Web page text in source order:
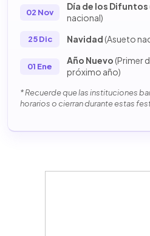
02 Nov
Día de los Difuntos
nacional)
25 Dic Navidad(Asueto
01 Ene
Año Nuevo(Primer
próximo año)
* Recuerde que las instituciones
horarios o cierran durante estas